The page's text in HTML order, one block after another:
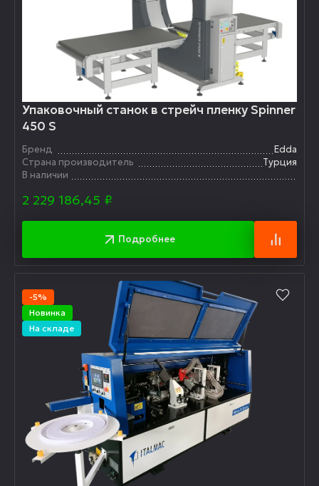
Упаковочный станок в стрейч пленку Spinner
450 S
Бренд
Edda
Страна производитель
Турция
В наличии
2 229 186,45 ₽
Подробнее
-5%
Новинка
На складе